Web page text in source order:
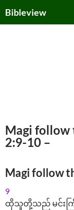
toBibleview
Magi
2:9-10 –
Magi follow
9
ထိုသူတို့သည် မင်းကြီ